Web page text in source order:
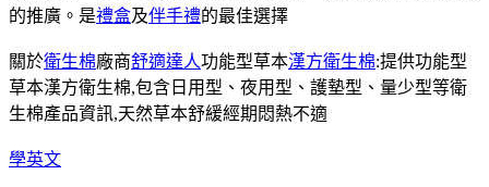
的推廣。是禮盒及伴手禮的最佳選擇
關於衛生棉廠商舒適達人功能型草本漢方衛生棉:提供功能型
草本漢方衛生棉,包含日用型、夜用型、護墊型、量少型等衛
生棉產品資訊,天然草本舒緩經期悶熱不適
學英文